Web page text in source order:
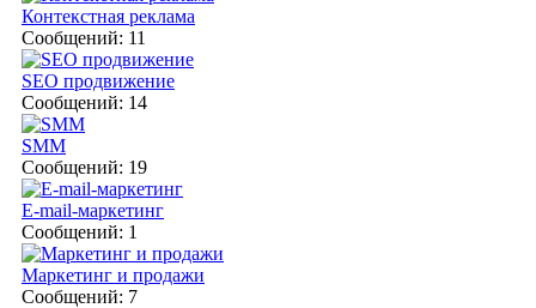
Контекстная реклама
Сообщений: 11
SEO продвижение
Сообщений: 14
SMM
Сообщений: 19
E-mail-маркетинг
Сообщений: 1
Маркетинг и продажи
Сообщений: 7